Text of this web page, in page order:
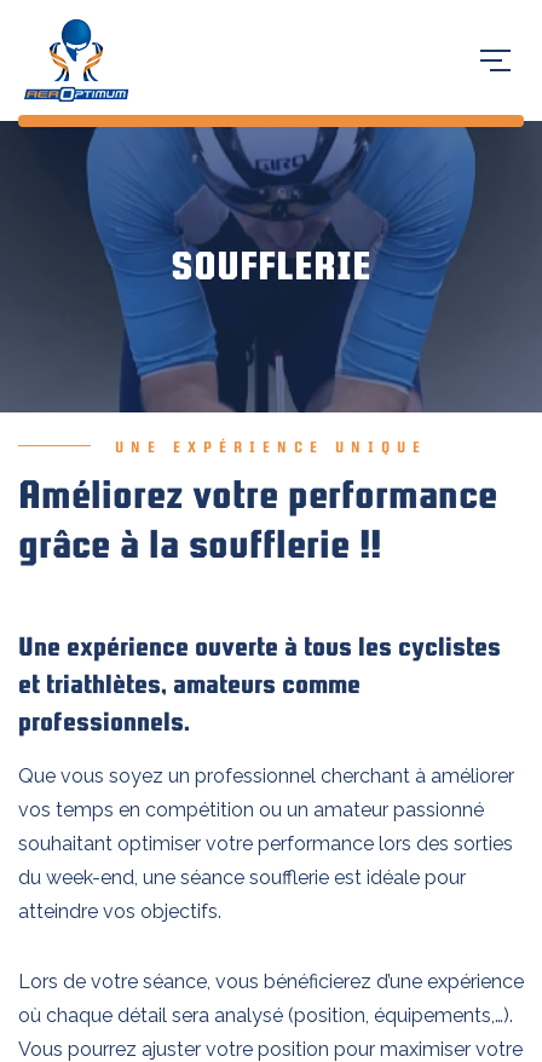
SOUFFLERIE
UNE EXPÉRIENCE UNIQUE
Améliorez votre performance
grâce à la soufflerie !!
Une expérience ouverte à tous les cyclistes
et triathlètes, amateurs comme
professionnels.
Que vous soyez un professionnel cherchant à améliorer
vos temps en compétition ou un amateur passionné
souhaitant optimiser votre performance lors des sorties
du week-end, une séance soufflerie est idéale pour
atteindre vos objectifs.
Lors de votre séance, vous bénéficierez d’une expérience
où chaque détail sera analysé (position, équipements,…).
Vous pourrez ajuster votre position pour maximiser votre